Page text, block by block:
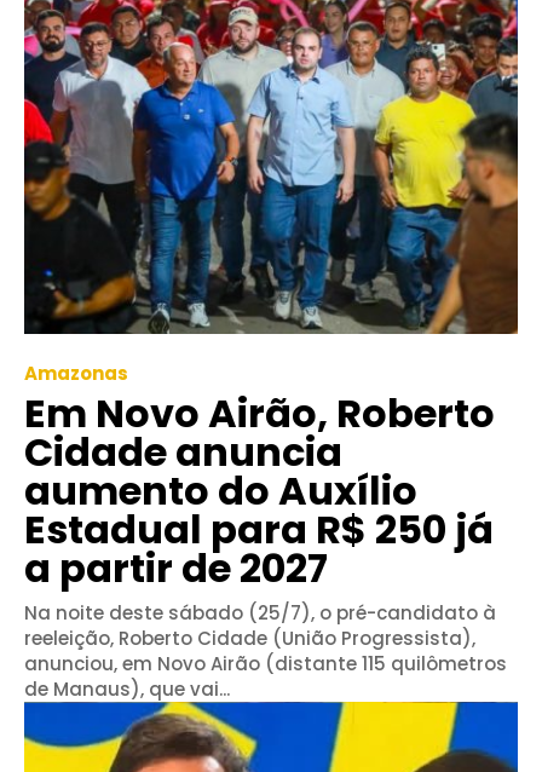
Amazonas
Em Novo Airão, Roberto
Cidade anuncia
aumento do Auxílio
Estadual para R$ 250 já
a partir de 2027
Na noite deste sábado (25/7), o pré-candidato à
reeleição, Roberto Cidade (União Progressista),
anunciou, em Novo Airão (distante 115 quilômetros
de Manaus), que vai...